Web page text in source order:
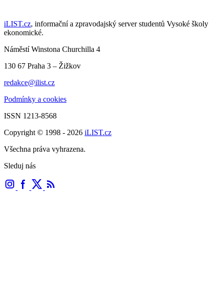
iLIST.cz, informační a zpravodajský server studentů Vysoké školy
ekonomické.
Náměstí Winstona Churchilla 4
130 67 Praha 3 – Žižkov
redakce@ilist.cz
Podmínky a cookies
ISSN 1213-8568
Copyright © 1998 - 2026 iLIST.cz
Všechna práva vyhrazena.
Sleduj nás